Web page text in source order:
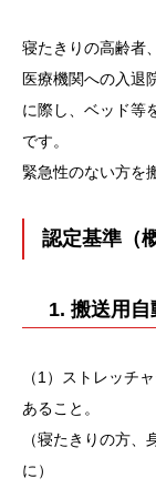
寝たきりの高齢者
医療機関への入退
に際し、ベッド等
です。
緊急性のない方を
認定基準（
1. 搬送用
（1）ストレッチ
あること。
（寝たきりの方
に）